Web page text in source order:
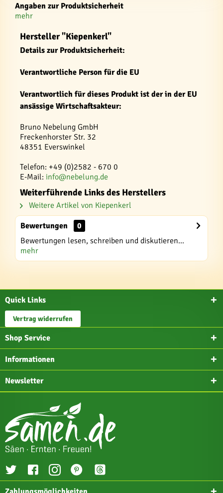
Angaben zur Produktsicherheit
mehr
Hersteller "Kiepenkerl"
Details zur Produktsicherheit:
Verantwortliche Person für die EU
Verantwortlich für dieses Produkt ist der in der EU
ansässige Wirtschaftsakteur:
Bruno Nebelung GmbH
Freckenhorster Str. 32
48351 Everswinkel
Telefon: +49 (0)2582 - 670 0
E-Mail: info@nebelung.de
Weiterführende Links des Herstellers
Weitere Artikel von Kiepenkerl
Bewertungen
0
Bewertungen lesen, schreiben und diskutieren...
mehr
Quick Links
Vertrag widerrufen
Shop Service
Informationen
Newsletter